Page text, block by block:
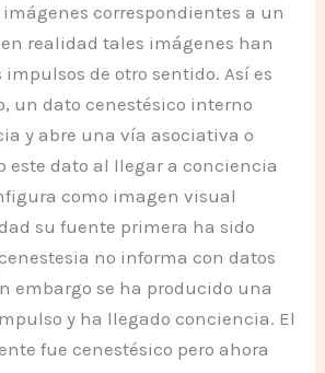
correspondientes a un
realidad tales imágenes han
impulsos de otro sentido. Así es
un dato cenestésico interno
y abre una vía asociativa o
este dato al llegar a conciencia
como imagen visual
su fuente primera ha sido
no informa con datos
embargo se ha producido una
y ha llegado conciencia. El
fue cenestésico pero ahora